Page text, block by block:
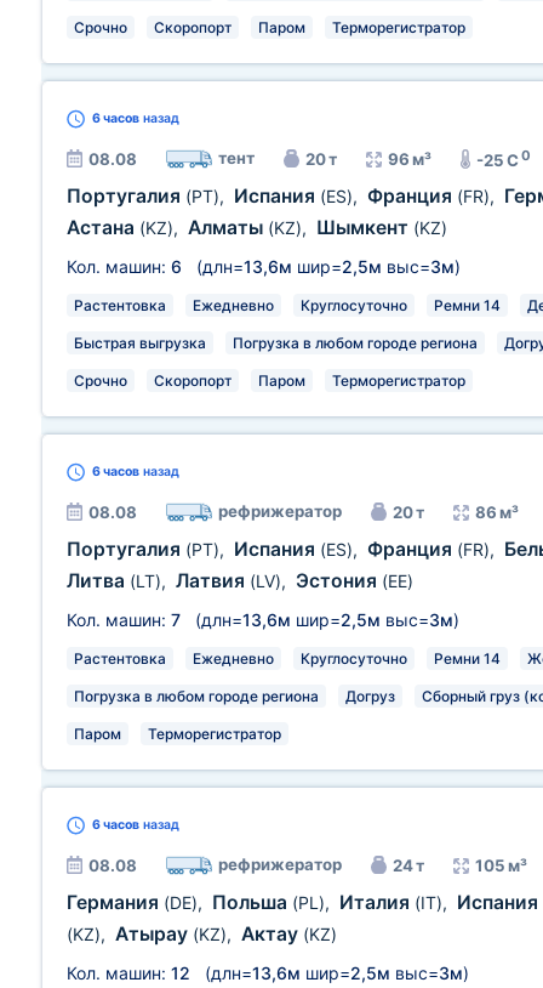
Срочно Скоропорт Паром Терморегистратор
6 часов назад
08.08 тент 20 т 96 м³ -25 C0
Португалия (PT), Испания (ES), Франция (FR),
Астана (KZ), Алматы (KZ), Шымкент (KZ)
Кол. машин: 6 (длн=13,6м шир=2,5м выс=3м)
Растентовка Ежедневно Круглосуточно Ремни 14
Быстрая выгрузка Погрузка в любом городе региона
Срочно Скоропорт Паром Терморегистратор
6 часов назад
08.08 рефрижератор 20 т 86 м³
Португалия (PT), Испания (ES), Франция (FR),
Литва (LT), Латвия (LV), Эстония (EE)
Кол. машин: 7 (длн=13,6м шир=2,5м выс=3м)
Растентовка Ежедневно Круглосуточно Ремни 14
Погрузка в любом городе региона Догруз Сборный груз
Паром Терморегистратор
6 часов назад
08.08 рефрижератор 24 т 105 м³
Германия (DE), Польша (PL), Италия (IT), Испания
(KZ), Атырау (KZ), Актау (KZ)
Кол. машин: 12 (длн=13,6м шир=2,5м выс=3м)